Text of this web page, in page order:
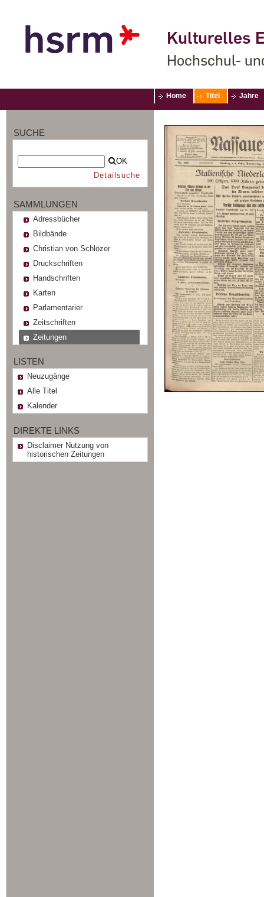
Kulturelles
Hochschul-
Home Titel Jahre
SUCHE
OK
Detailsuche
SAMMLUNGEN
Adressbücher
Bildbände
Christian von Schlözer
Druckschriften
Handschriften
Karten
Parlamentarier
Zeitschriften
Zeitungen
LISTEN
Neuzugänge
Alle Titel
Kalender
DIREKTE LINKS
Disclaimer Nutzung von
historischen Zeitungen